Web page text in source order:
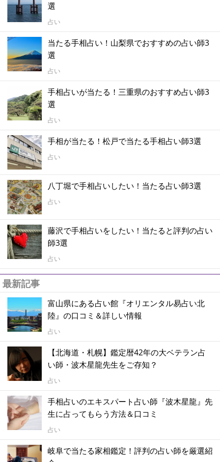
選
占い
当たる手相占い！山梨県でおすすめの占い師3
選
占い
手相占いが当たる！三重県のおすすめ占い師3
選
占い
手相が当たる！松戸で当たる手相占い師3選
占い
八丁堀で手相占いしたい！当たる占い師3選
占い
藤沢で手相占いをしたい！当たると評判の占い
師3選
占い
最新記事
富山県にある占い館『オリエンタル易占い北
陸』の口コミ＆詳しい情報
占い
【北海道・札幌】鑑定暦42年の大ベテラン占
い師・波木星龍先生をご存知？
占い
手相占いのエキスパート占い師『波木星龍』先
生に占ってもらう方法＆口コミ
占い
岐阜で当たる家相鑑定！評判の占い師を厳選紹